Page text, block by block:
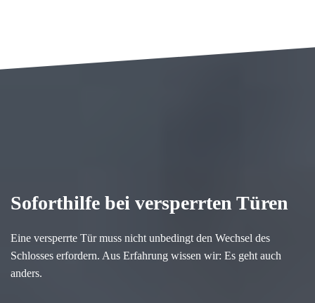
Soforthilfe bei versperrten Türen
Eine versperrte Tür muss nicht unbedingt den Wechsel des
Schlosses erfordern. Aus Erfahrung wissen wir: Es geht auch
anders.